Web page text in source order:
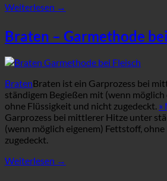
Weiterlesen →
Braten – Garmethode
BratenBraten ist ein Garprozess bei
ständigem Begießen mit (wenn
ohne Flüssigkeit und nicht zugedeckt. »
Garprozess bei mittlerer Hitze unter
(wenn möglich eigenem) Fettstoff,
zugedeckt.
Weiterlesen →